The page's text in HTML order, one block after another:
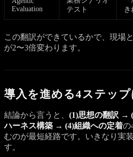
Evaluation
テスト
き
この翻訳ができているかで、現場
が2〜3倍変わります。
導入を進める4ステップ
結論から言うと、 (1)思想の翻訳 →
ハーネス構築 → (4)組織への定着の
むのが最短経路です。いきなり実
す。